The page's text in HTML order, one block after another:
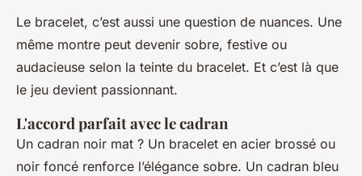
Le bracelet, c’est aussi une question de nuances. Une
même montre peut devenir sobre, festive ou
audacieuse selon la teinte du bracelet. Et c’est là que
le jeu devient passionnant.
L'accord parfait avec le cadran
Un cadran noir mat ? Un bracelet en acier brossé ou
noir foncé renforce l’élégance sobre. Un cadran bleu